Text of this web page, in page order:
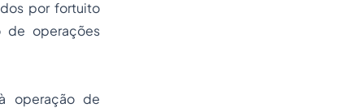
por fortuito
de operações
operação de